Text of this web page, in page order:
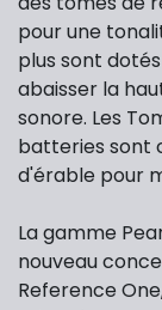
pour une
plus sont
abaisser la
sonore. Les
batteries sont
d'érable pour
La gamme
nouveau
Reference